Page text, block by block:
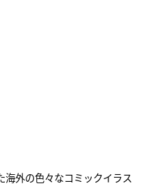
外の色々なコミックイラス